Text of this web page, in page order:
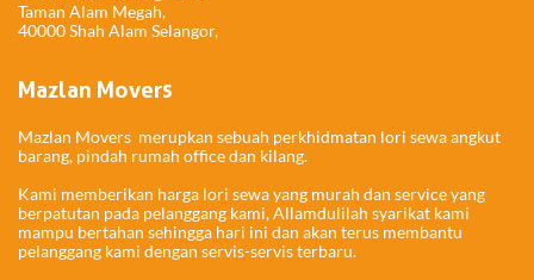
Taman Alam Megah,
40000 Shah Alam Selangor,
Mazlan Movers
Mazlan Movers merupkan sebuah perkhidmatan lori sewa angkut
barang, pindah rumah office dan kilang.
Kami memberikan harga lori sewa yang murah dan service yang
berpatutan pada pelanggang kami, Allamdulilah syarikat kami
mampu bertahan sehingga hari ini dan akan terus membantu
pelanggang kami dengan servis-servis terbaru.